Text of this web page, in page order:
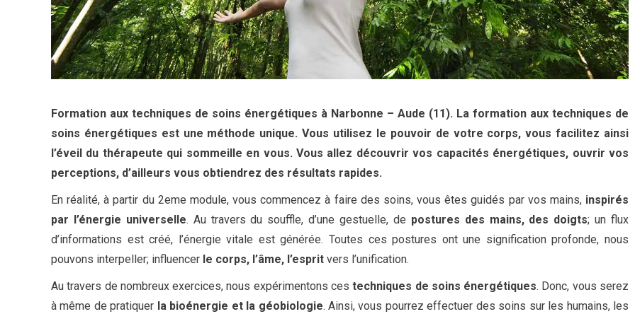
Formation aux techniques de soins énergétiques à Narbonne – Aude (11). La formation aux techniques de
soins énergétiques est une méthode unique. Vous utilisez le pouvoir de votre corps, vous facilitez ainsi
l’éveil du thérapeute qui sommeille en vous. Vous allez découvrir vos capacités énergétiques, ouvrir vos
perceptions, d’ailleurs vous obtiendrez des résultats rapides.
En réalité, à partir du 2eme module, vous commencez à faire des soins, vous êtes guidés par vos mains, inspirés
par l’énergie universelle. Au travers du souffle, d’une gestuelle, de postures des mains, des doigts; un flux
d’informations est créé, l’énergie vitale est générée. Toutes ces postures ont une signification profonde, nous
pouvons interpeller; influencer le corps, l’âme, l’esprit vers l’unification.
Au travers de nombreux exercices, nous expérimentons cestechniques de soins énergétiques. Donc, vous serez
à même de pratiquer la bioénergie et la géobiologie. Ainsi, vous pourrez effectuer des soins sur les humains, les